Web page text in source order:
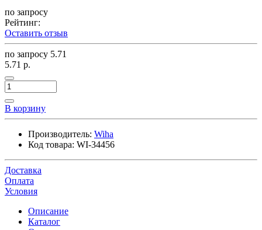
по запросу
Рейтинг:
Оставить отзыв
по запросу 5.71
5.71 р.
В корзину
Производитель: Wiha
Код товара: WI-34456
Доставка
Оплата
Условия
Описание
Каталог